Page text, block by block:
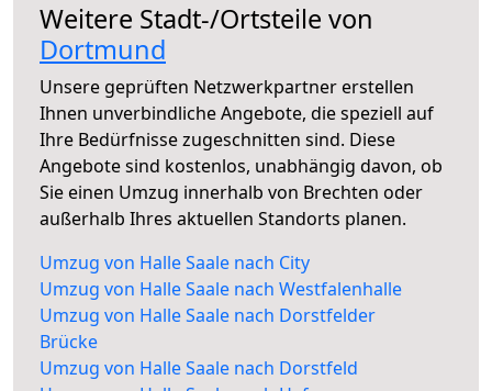
Weitere Stadt-/Ortsteile von
Dortmund
Unsere geprüften Netzwerkpartner erstellen
Ihnen unverbindliche Angebote, die speziell auf
Ihre Bedürfnisse zugeschnitten sind. Diese
Angebote sind kostenlos, unabhängig davon, ob
Sie einen Umzug innerhalb von Brechten oder
außerhalb Ihres aktuellen Standorts planen.
Umzug von Halle Saale nach City
Umzug von Halle Saale nach Westfalenhalle
Umzug von Halle Saale nach Dorstfelder
Brücke
Umzug von Halle Saale nach Dorstfeld